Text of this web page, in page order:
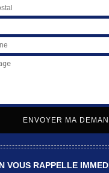
VOUS RAPPELLE